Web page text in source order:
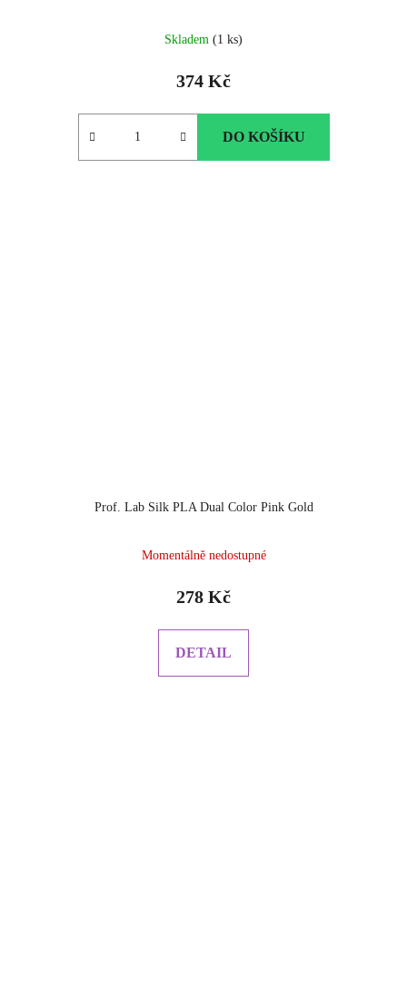
Skladem (1 ks)
374 Kč
DO KOŠÍKU
Prof. Lab Silk PLA Dual Color Pink Gold
Momentálně nedostupné
278 Kč
DETAIL